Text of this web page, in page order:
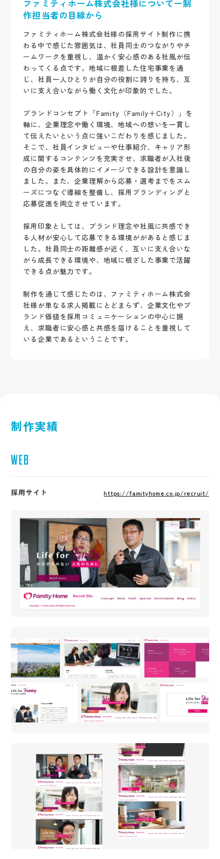
ファミティホーム株式会社様についてー制
作担当者の目線から
ファミティホーム株式会社様の採用サイト制作に携
わる中で感じた雰囲気は、社員同士のつながりやチ
ームワークを重視し、温かく安心感のある社風が伝
わってくる点です。地域に根差した住宅事業を通
じ、社員一人ひとりが自分の役割に誇りを持ち、互
いに支え合いながら働く文化が印象的でした。
ブランドコンセプト「Famity（Family＋City）」を
軸に、企業理念や働く環境、地域への想いを一貫し
て伝えたいという点に強いこだわりを感じました。
そこで、社員インタビューや仕事紹介、キャリア形
成に関するコンテンツを充実させ、求職者が入社後
の自分の姿を具体的にイメージできる設計を意識し
ました。また、企業理解から応募・選考までをスム
ーズにつなぐ導線を整備し、採用ブランディングと
応募促進を両立させています。
採用印象としては、ブランド理念や社風に共感でき
る人材が安心して応募できる環境ががあると感じま
した。社員同士の距離感が近く、互いに支え合いな
がら成長できる環境や、地域に根ざした事業で活躍
できる点が魅力です。
制作を通じて感じたのは、ファミティホーム株式会
社様が単なる求人掲載にとどまらず、企業文化やブ
ランド価値を採用コミュニケーションの中心に据
え、求職者に安心感と共感を届けることを重視して
いる企業であるということです。
制作実績
WEB
採用サイト https://famityhome.co.jp/recruit/